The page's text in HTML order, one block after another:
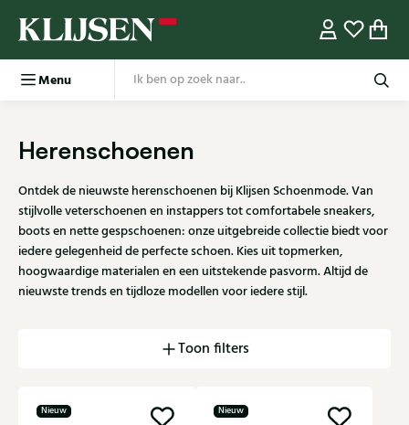
Menu
Herenschoenen
Ontdek de nieuwste herenschoenen bij Klijsen Schoenmode. Van
stijlvolle veterschoenen en instappers tot comfortabele sneakers,
boots en nette gespschoenen: onze uitgebreide collectie biedt voor
iedere gelegenheid de perfecte schoen. Kies uit topmerken,
hoogwaardige materialen en een uitstekende pasvorm. Altijd de
nieuwste trends en tijdloze modellen voor iedere stijl.
Toon filters
Nieuw Nieuw